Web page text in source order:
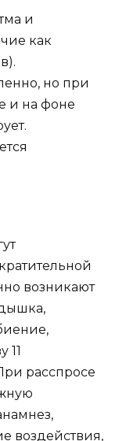
и
как
но при
и на фоне
возникают
11
расспросе
воздействия,